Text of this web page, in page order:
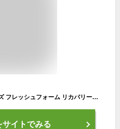
ニューバランス スニーカー メンズ フレッシュフォーム リカバリースポーツ MCVRY RCVRY new balance FRESH FOAM RCVRY SPORT V4 トレーニング フットケア 洗濯機で丸洗い 洗える スリッポン
サイトでみる